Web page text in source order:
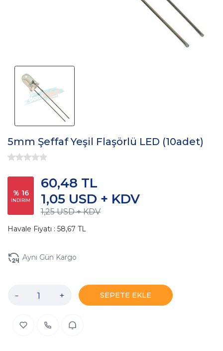
5mm Şeffaf Yeşil Flaşörlü LED (10adet)
% 16
İNDİRİM
1,25 USD + KDV
1,05 USD + KDV
60,48 TL
Havale Fiyatı : 58,67 TL
Aynı Gün Kargo
- + SEPETE EKLE